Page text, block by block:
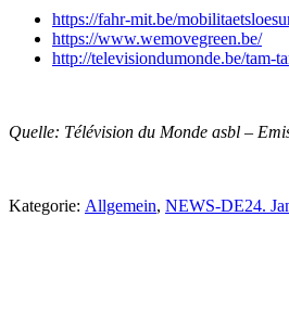
https://fahr-mit.be/
https://www.wemovegreen.be/
http://televisiondumonde.be/tam-
Quelle: Télévision du Monde asbl –
Kategorie: Allgemein, NEWS-DE24.